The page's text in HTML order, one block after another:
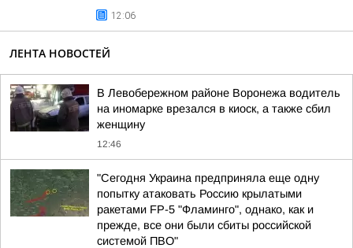
12:06
ЛЕНТА НОВОСТЕЙ
В Левобережном районе Воронежа водитель
на иномарке врезался в киоск, а также сбил
женщину
12:46
"Сегодня Украина предприняла еще одну
попытку атаковать Россию крылатыми
ракетами FP-5 "Фламинго", однако, как и
прежде, все они были сбиты российской
системой ПВО"